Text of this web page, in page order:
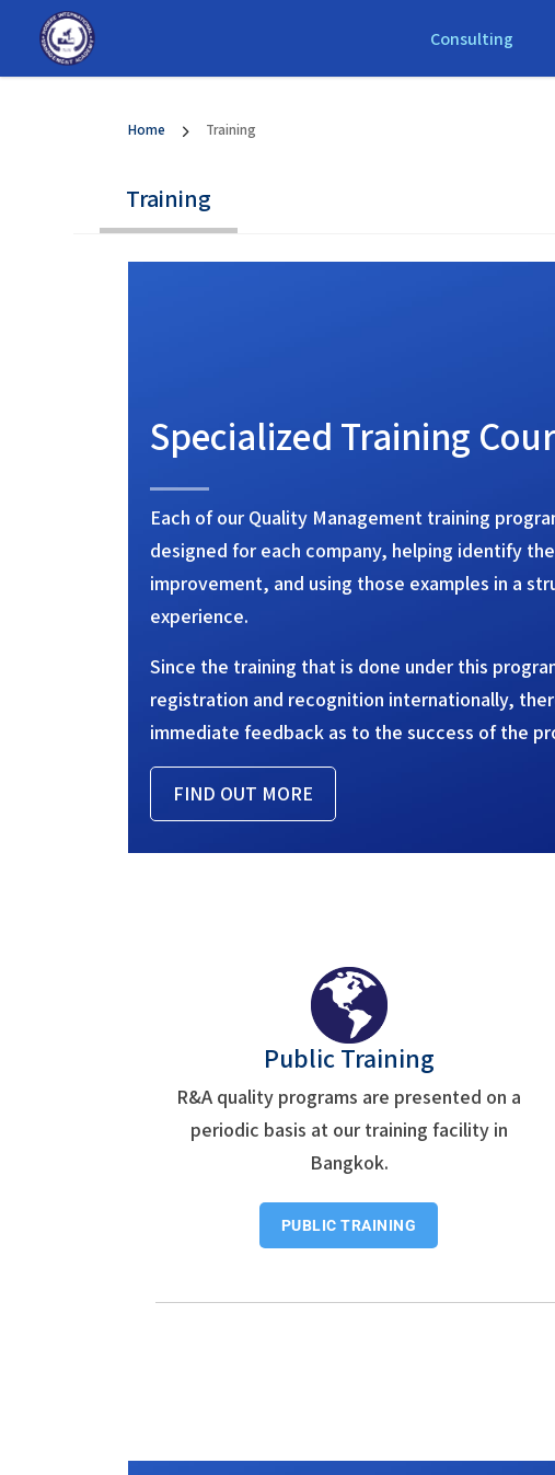
Consulting
Home Training
Training
Specialized Training
Each of our Quality Management training
designed for each company, helping identify
improvement, and using those examples in a
experience.
Since the training that is done under this
registration and recognition internationally,
immediate feedback as to the success of the
FIND OUT MORE
Public Training
R&A quality programs are presented on a
periodic basis at our training facility in
Bangkok.
PUBLIC TRAINING